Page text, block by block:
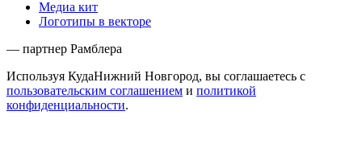
Медиа кит
Логотипы в векторе
— партнер Рамблера
Используя КудаНижний Новгород, вы соглашаетесь с
пользовательским соглашением и политикой
конфиденциальности.